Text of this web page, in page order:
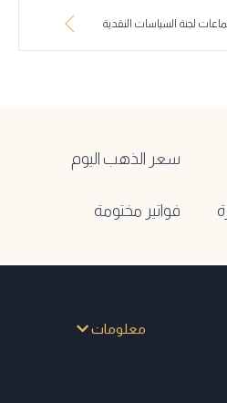
لجنة السياسات النقدية
سعر الذهب اليوم
فواتير مختومة
معلومات